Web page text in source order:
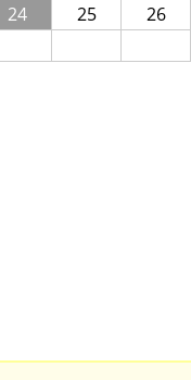
24 25
26